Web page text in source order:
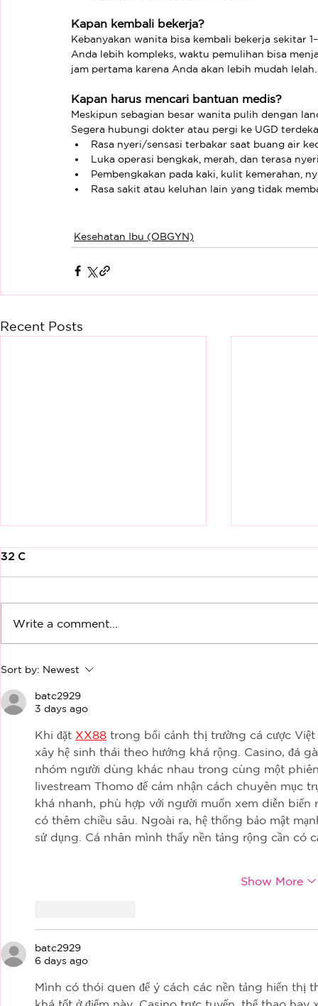
Kapan kembali bekerja?
Kebanyakan wanita bisa kembali bekerja sekitar
Anda lebih kompleks, waktu pemulihan bisa
jam pertama karena Anda akan lebih mudah lelah.
Kapan harus mencari bantuan medis?
Meskipun sebagian besar wanita pulih dengan
Segera hubungi dokter atau pergi ke UGD
Rasa nyeri/sensasi terbakar saat buang air
Luka operasi bengkak, merah, dan terasa
Pembengkakan pada kaki, kulit kemerahan,
Rasa sakit atau keluhan lain yang tidak
Kesehatan Ibu (OBGYN)
Recent Posts
PAINFUL INTERCOURSE IS
HAVE TO LIVE WITH
32 Comments
Write a comment...
Sort by: Newest
batc2929
3 days ago
Khi đặt XX88 trong bối cảnh thị trường cá cược
xây hệ sinh thái theo hướng khá rộng. Casino, đá
nhóm người dùng khác nhau trong cùng một
livestream Thomo để cảm nhận cách chuyên mục
khá nhanh, phù hợp với người muốn xem diễn
có thêm chiều sâu. Ngoài ra, hệ thống bảo mật
sử dụng. Cá nhân mình thấy nền tảng rộng cần có
Show More
batc2929
6 days ago
Mình có thói quen để ý cách các nền tảng hiển thị